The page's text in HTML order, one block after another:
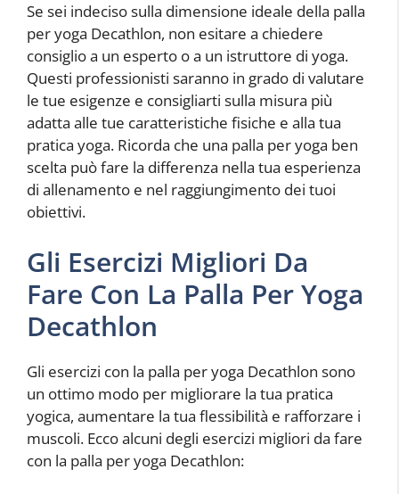
Se sei indeciso sulla dimensione ideale della palla
per yoga Decathlon, non esitare a chiedere
consiglio a un esperto o a un istruttore di yoga.
Questi professionisti saranno in grado di valutare
le tue esigenze e consigliarti sulla misura più
adatta alle tue caratteristiche fisiche e alla tua
pratica yoga. Ricorda che una palla per yoga ben
scelta può fare la differenza nella tua esperienza
di allenamento e nel raggiungimento dei tuoi
obiettivi.
Gli Esercizi Migliori Da
Fare Con La Palla Per Yoga
Decathlon
Gli esercizi con la palla per yoga Decathlon sono
un ottimo modo per migliorare la tua pratica
yogica, aumentare la tua flessibilità e rafforzare i
muscoli. Ecco alcuni degli esercizi migliori da fare
con la palla per yoga Decathlon: